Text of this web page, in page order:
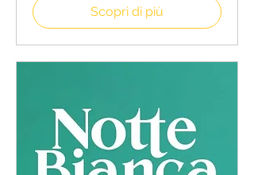
Scopri di più